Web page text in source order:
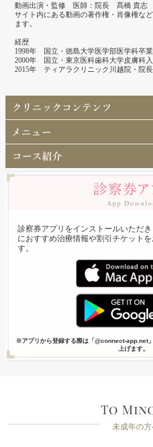
動画出演・監修 医師：院長 髙橋 貴志
サイト内にある動画の著作権・肖像権な
ます。
経歴
1998年 国立・徳島大学医学部医学科卒業
2000年 国立・東京医科歯科大学皮膚科
2015年 ティアラクリニック川越院・院長
診察券アプリをインストールいただ
におすすめ治療情報や割引チケット
す。
※アプリから登録する際は「@connect-app.net
上げます。
未成年の